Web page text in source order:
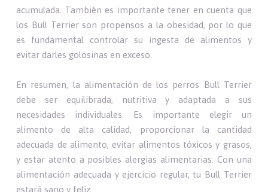
acumulada. También es importante tener en cuenta que
los Bull Terrier son propensos a la obesidad, por lo que
es fundamental controlar su ingesta de alimentos y
evitar darles golosinas en exceso.
En resumen, la alimentación de los perros Bull Terrier
debe ser equilibrada, nutritiva y adaptada a sus
necesidades individuales. Es importante elegir un
alimento de alta calidad, proporcionar la cantidad
adecuada de alimento, evitar alimentos tóxicos y grasos,
y estar atento a posibles alergias alimentarias. Con una
alimentación adecuada y ejercicio regular, tu Bull Terrier
estará sano y feliz.